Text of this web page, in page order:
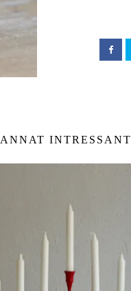
ANNAT INTRESSANT